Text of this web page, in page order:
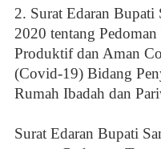
2. Surat Edaran
2020 tentang
Produktif dan Aman
(Covid-19) Bidang
Rumah Ibadah dan
Surat Edaran Bupati